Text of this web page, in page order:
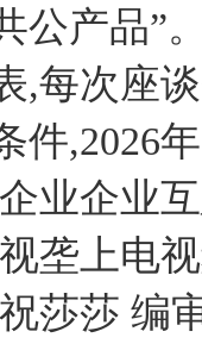
公产品”
,每次座
件,2026
业企业
垄上电
莎莎 编